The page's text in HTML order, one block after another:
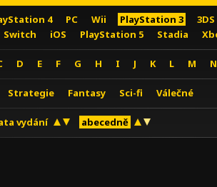
4 PC Wii PlayStation 3 3DS
Switch iOS PlayStation 5 Stadia
D E F G H I J K L M N
Strategie Fantasy Sci-fi Válečné
vydání abecedně